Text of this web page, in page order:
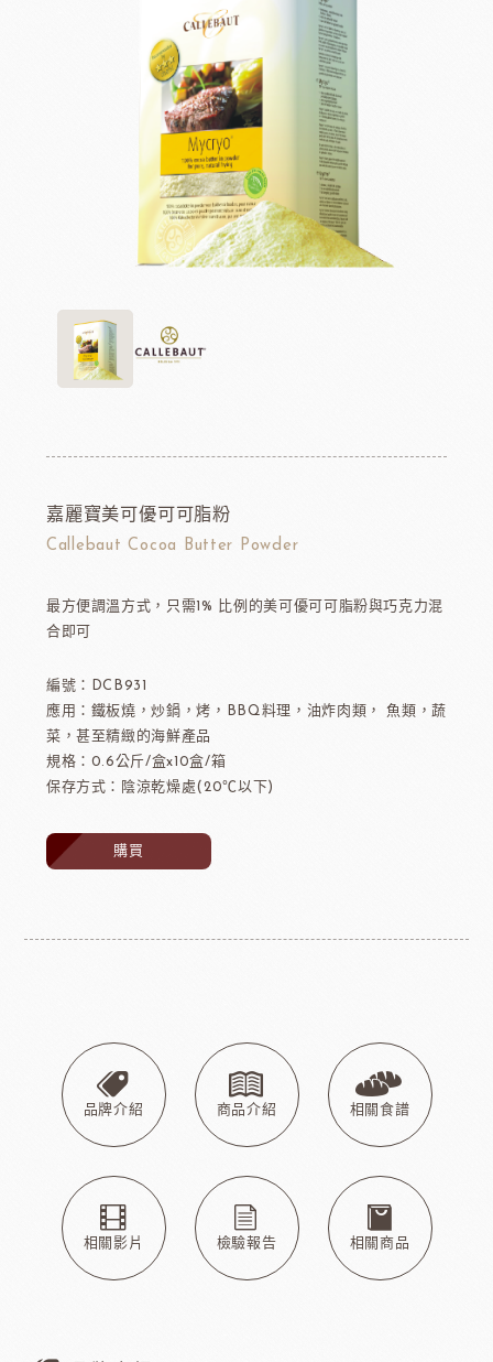
嘉麗寶美可優可可脂粉
Callebaut Cocoa Butter Powder
最方便調溫方式，只需1% 比例的美可優可可脂粉與巧克力混
合即可
編號：DCB931
應用：鐵板燒，炒鍋，烤，BBQ料理，油炸肉類， 魚類，蔬
菜，甚至精緻的海鮮產品
規格：0.6公斤/盒x10盒/箱
保存方式：陰涼乾燥處(20℃以下)
購買
品牌介紹 商品介紹 相關食譜
相關影片 檢驗報告 相關商品